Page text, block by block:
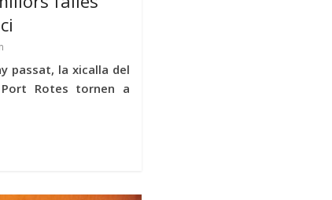
passat, la xicalla del
Rotes tornen a